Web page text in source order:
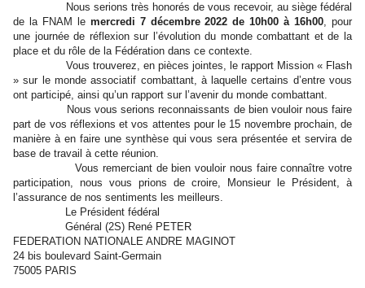
Nous serions très honorés de vous recevoir, au siège fédéral
de la FNAM le mercredi 7 décembre 2022 de 10h00 à 16h00 , pour
une journée de réflexion sur l’évolution du monde combattant et de la
place et du rôle de la Fédération dans ce contexte.
Vous trouverez, en pièces jointes, le rapport Mission « Flash
» sur le monde associatif combattant, à laquelle certains d’entre vous
ont participé, ainsi qu’un rapport sur l’avenir du monde combattant.
Nous vous serions reconnaissants de bien vouloir nous faire
part de vos réflexions et vos attentes pour le 15 novembre prochain, de
manière à en faire une synthèse qui vous sera présentée et servira de
base de travail à cette réunion.
Vous remerciant de bien vouloir nous faire connaître votre
participation, nous vous prions de croire, Monsieur le Président, à
l’assurance de nos sentiments les meilleurs.
Le Président fédéral
Général (2S) René PETER
FEDERATION NATIONALE ANDRE MAGINOT
24 bis boulevard Saint-Germain
75005 PARIS